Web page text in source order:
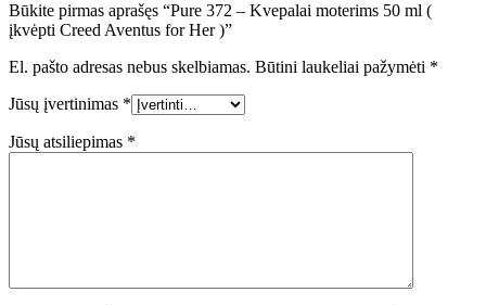
Būkite pirmas aprašęs “Pure 372 – Kvepalai moterims 50 ml (
įkvėpti Creed Aventus for Her )”
El. pašto adresas nebus skelbiamas. Būtini laukeliai pažymėti *
Jūsų įvertinimas *
Jūsų atsiliepimas *